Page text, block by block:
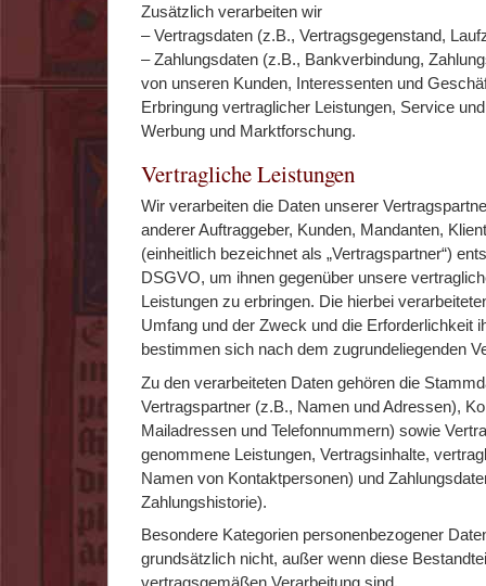
Zusätzlich verarbeiten wir
– Vertragsdaten (z.B., Vertragsgegenstand,
– Zahlungsdaten (z.B., Bankverbindung,
von unseren Kunden, Interessenten und
Erbringung vertraglicher Leistungen, Service
Werbung und Marktforschung.
Vertragliche Leistungen
Wir verarbeiten die Daten unserer
anderer Auftraggeber, Kunden, Mandanten,
(einheitlich bezeichnet als „Vertragspartner“)
DSGVO, um ihnen gegenüber unsere
Leistungen zu erbringen. Die hierbei
Umfang und der Zweck und die Erforderlichkeit
bestimmen sich nach dem zugrundeliegenden
Zu den verarbeiteten Daten gehören die
Vertragspartner (z.B., Namen und Adressen),
Mailadressen und Telefonnummern) sowie
genommene Leistungen, Vertragsinhalte,
Namen von Kontaktpersonen) und
Zahlungshistorie).
Besondere Kategorien personenbezogener
grundsätzlich nicht, außer wenn diese